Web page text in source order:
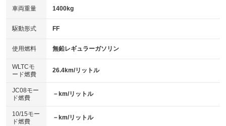
アイドリングストップ
：装備なし
USB入力端子
：装備なし
100V電源
：装備なし
センターデフロック
：装備なし
電動格納ミラー
：装備あり
キーレス
HID(キセノンライト)
：装備なし
バックカメラ
：装備あり
エアロ
：装備なし
：装備なし
パワーシート
ベンチシート
：装備なし
車両重量 1400kg
駆動形式 FF
使用燃料 無鉛レギュラーガソリン
WLTCモ
ード燃費
26.4km/リットル
JC08モー
ド燃費
－km/リットル
10/15モー
ド燃費
－km/リットル